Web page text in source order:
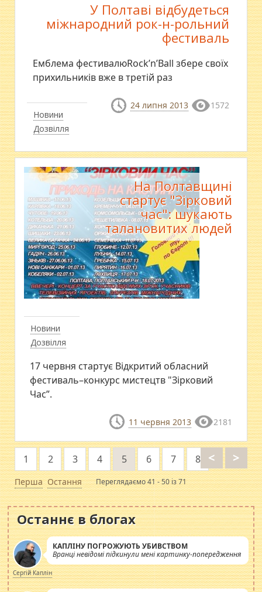
Новини
Дозвілля
У Полтаві відбудеться
міжнародний рок-н-рольний
фестиваль
Емблема фестивалюRock’n’Ball збере своїх
прихильників вже в третій раз
24 липня 2013 1572
Новини
Дозвілля
На Полтавщині
стартує "Зірковий
час": шукають
талановитих людей
17 червня стартує Відкритий обласний
фестиваль–конкурс мистецтв "Зірковий
Час”.
11 червня 2013 2181
Перша
<
1 2 3 4 5 6 7 8 >
Остання Переглядаємо 41 - 50 із 71
Останнє в блогах
КАПЛІНУ ПОГРОЖУЮТЬ УБИВСТВОМ
Вранці невідомі підкинули мені картинку-попередження
Сергій Каплін